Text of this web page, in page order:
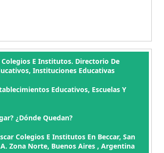
Colegios E Institutos. Directorio De
Instituciones Educativas
Educativos, Escuelas Y
¿Dónde Quedan?
Colegios E Institutos En Beccar, San
Zona Norte, Buenos Aires , Argentina